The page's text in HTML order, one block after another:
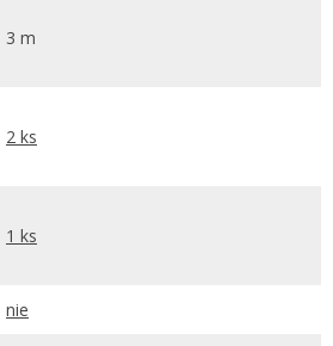
3 m
2 ks
1 ks
nie